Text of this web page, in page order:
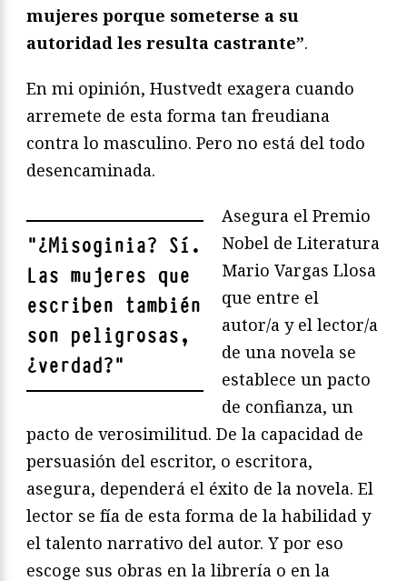
mujeres porque someterse a su
autoridad les resulta castrante”.
En mi opinión, Hustvedt exagera cuando
arremete de esta forma tan freudiana
contra lo masculino. Pero no está del todo
desencaminada.
"¿Misoginia? Sí.
Las mujeres que
escriben también
son peligrosas,
¿verdad?"
Asegura el Premio
Nobel de Literatura
Mario Vargas Llosa
que entre el
autor/a y el lector/a
de una novela se
establece un pacto
de confianza, un
pacto de verosimilitud. De la capacidad de
persuasión del escritor, o escritora,
asegura, dependerá el éxito de la novela. El
lector se fía de esta forma de la habilidad y
el talento narrativo del autor. Y por eso
escoge sus obras en la librería o en la